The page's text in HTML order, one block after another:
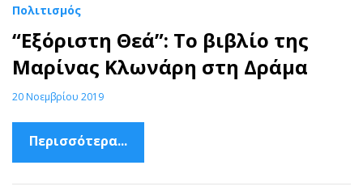
Πολιτισμός
“Εξόριστη Θεά”: Το βιβλίο της
Μαρίνας Κλωνάρη στη Δράμα
20 Νοεμβρίου 2019
Περισσότερα...